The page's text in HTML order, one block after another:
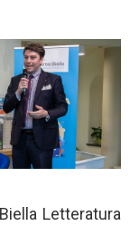
Letteratura